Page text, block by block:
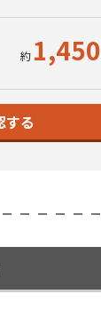
1,450
する